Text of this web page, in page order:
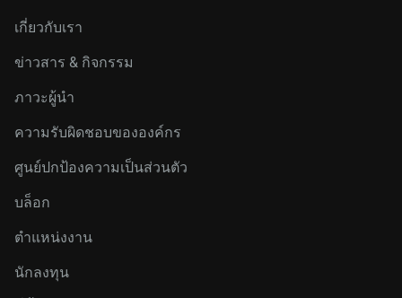
เกี่ยวกับเรา
ข่าวสาร & กิจกรรม
ภาวะผู้นำ
ความรับผิดชอบขององค์กร
ศูนย์ปกป้องความเป็นส่วนตัว
บล็อก
ตำแหน่งงาน
นักลงทุน